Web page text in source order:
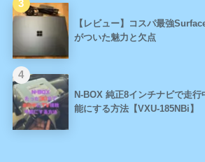
【レビュー】コスパ最強
がついた魅力と欠点
N-BOX 純正8インチナビで走
能にする方法【VXU-185NBi】